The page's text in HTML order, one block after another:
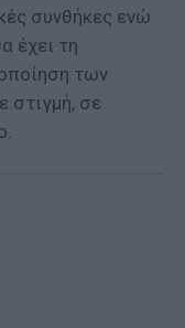
συνθήκες ενώ
έχει τη
των
στιγμή, σε